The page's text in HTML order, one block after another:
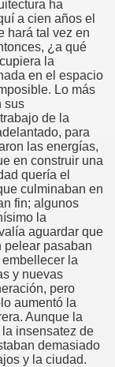
ha
a cien años el
hará tal vez en
¿a qué
la
en el espacio
Lo más
sus
de la
para
las energías,
en construir una
quería el
culminaban en
fin; algunos
la
aguardar que
pelear pasaban
la
y nuevas
pero
aumentó la
Aunque la
insensatez de
demasiado
y la ciudad.